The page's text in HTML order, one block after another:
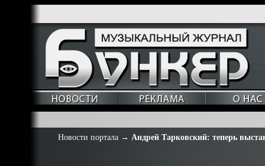
Новости портала→ Андрей Тарковский: теперь